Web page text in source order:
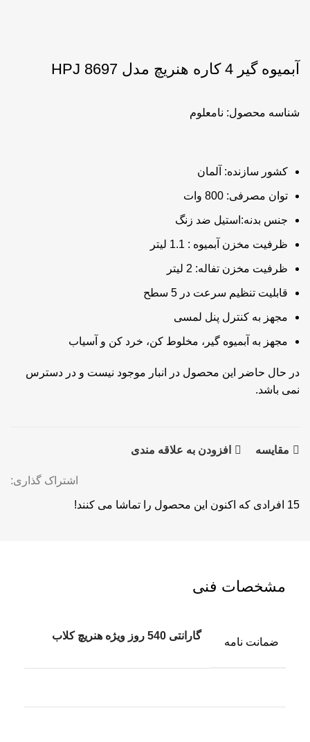
آبمیوه گیر 4 کاره هنریچ مدل HPJ 8697
شناسه محصول: نامعلوم
کشور سازنده: آلمان
توان مصرفی: 800 وات
جنس بدنه:استیل ضد زنگ
ظرفیت مخزن آبمیوه : 1.1 لیتر
ظرفیت مخزن تفاله: 2 لیتر
قابلیت تنظیم سرعت در 5 سطح
مجهز به کنترل پنل لمسی
مجهز به آبمیوه گیر، مخلوط کن، خرد کن و آسیاب
در حال حاضر این محصول در انبار موجود نیست و در دسترس
نمی باشد.
مقايسه افزودن به علاقه مندی
اشتراک گذاری:
15 افرادی که اکنون این محصول را تماشا می کنند!
مشخصات فنی
ضمانت نامه
گارانتی 540 روز ویژه هنریچ کلاب